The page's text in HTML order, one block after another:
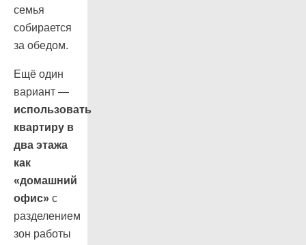
семья
собирается
за обедом.
Ещё один
вариант —
использовать
квартиру в
два этажа
как
«домашний
офис» с
разделением
зон работы